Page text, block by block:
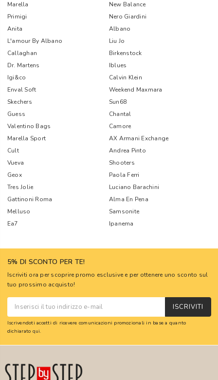
Marella
New Balance
Primigi
Nero Giardini
Anita
Albano
L'amour By Albano
Liu Jo
Callaghan
Birkenstock
Dr. Martens
Iblues
Igi&co
Calvin Klein
Enval Soft
Weekend Maxmara
Skechers
Sun68
Guess
Chantal
Valentino Bags
Camore
Marella Sport
AX Armani Exchange
Cult
Andrea Pinto
Vueva
Shooters
Geox
Paola Ferri
Tres Jolie
Luciano Barachini
Gattinoni Roma
Alma En Pena
Melluso
Samsonite
Ea7
Ipanema
5% DI SCONTO PER TE!
Iscriviti ora per scoprire promo esclusive e per ottenere uno sconto sul
tuo prossimo acquisto!
ISCRIVITI
Iscrivendoti accetti di ricevere comunicazioni promozionali in base a quanto
dichiarato qui.